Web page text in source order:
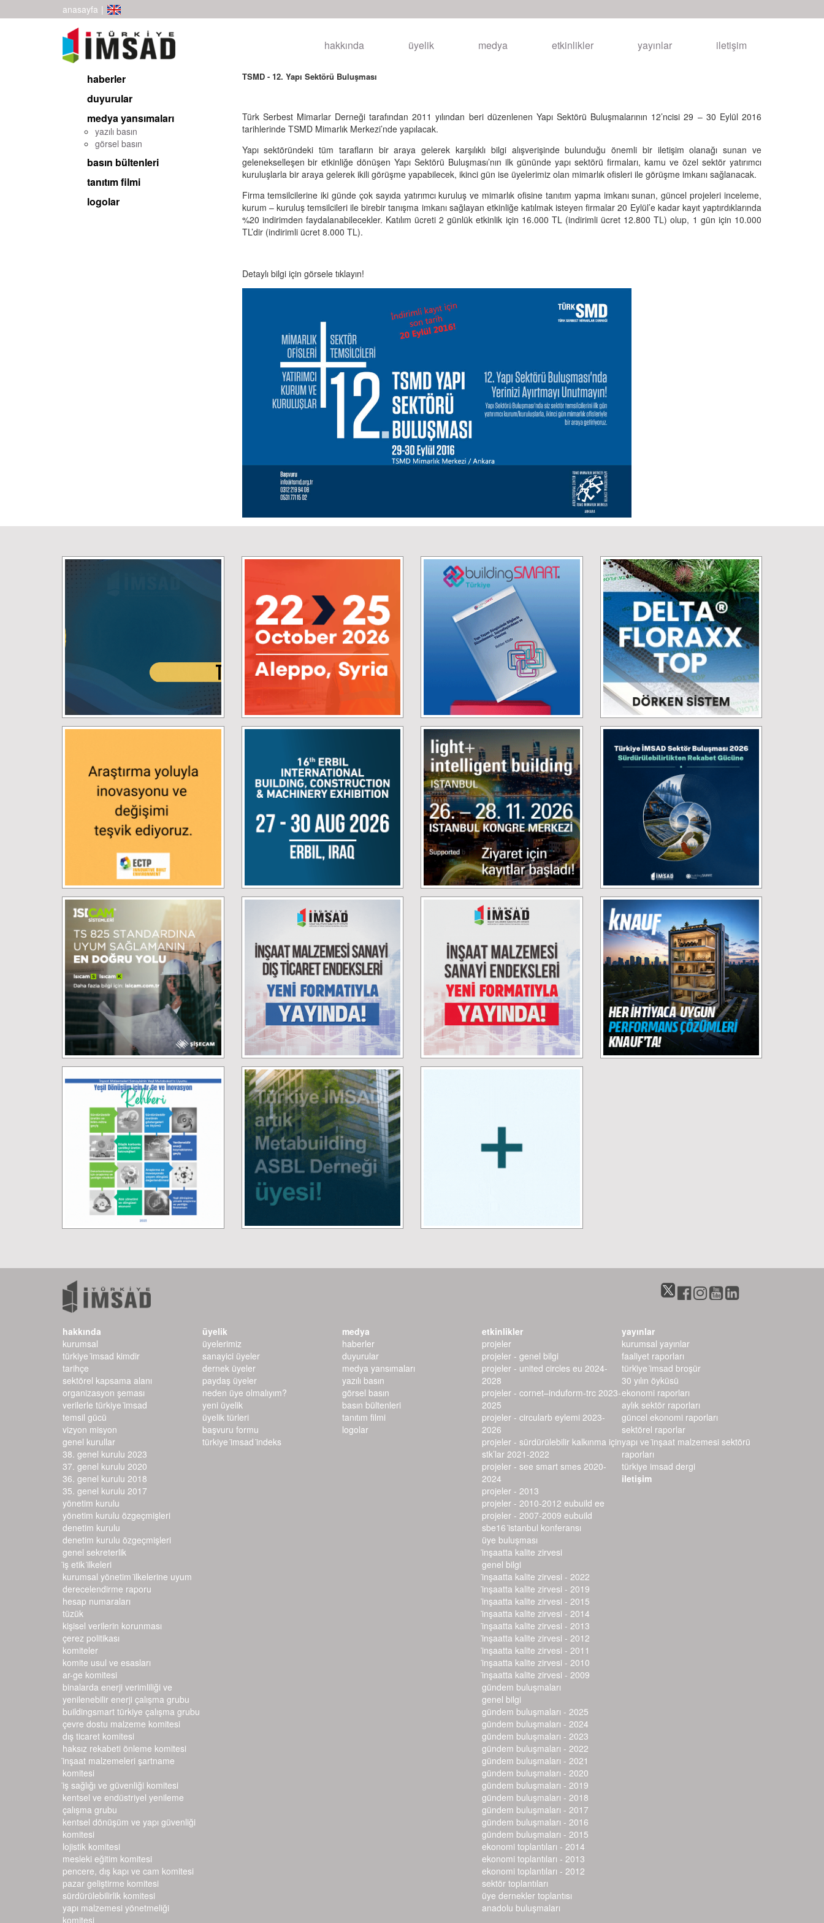
anasayfa |
hakkında üyelik medya etkinlikler yayınlar iletişim
haberler
duyurular
medya yansımaları
yazılı basın
görsel basın
basın bültenleri
tanıtım filmi
logolar
TSMD - 12. Yapı Sektörü Buluşması
Türk Serbest Mimarlar Derneği tarafından 2011 yılından beri düzenlenen Yapı Sektörü Buluşmalarının 12’ncisi 29 – 30 Eylül 2016
tarihlerinde TSMD Mimarlık Merkezi’nde yapılacak.
Yapı sektöründeki tüm tarafların bir araya gelerek karşılıklı bilgi alışverişinde bulunduğu önemli bir iletişim olanağı sunan ve
gelenekselleşen bir etkinliğe dönüşen Yapı Sektörü Buluşması’nın ilk gününde yapı sektörü firmaları, kamu ve özel sektör yatırımcı
kuruluşlarla bir araya gelerek ikili görüşme yapabilecek, ikinci gün ise üyelerimiz olan mimarlık ofisleri ile görüşme imkanı sağlanacak.
Firma temsilcilerine iki günde çok sayıda yatırımcı kuruluş ve mimarlık ofisine tanıtım yapma imkanı sunan, güncel projeleri inceleme,
kurum – kuruluş temsilcileri ile birebir tanışma imkanı sağlayan etkinliğe katılmak isteyen firmalar 20 Eylül’e kadar kayıt yaptırdıklarında
%20 indirimden faydalanabilecekler. Katılım ücreti 2 günlük etkinlik için 16.000 TL (indirimli ücret 12.800 TL) olup, 1 gün için 10.000
TL’dir (indirimli ücret 8.000 TL).
Detaylı bilgi için görsele tıklayın!
hakkında
kurumsal
türkiye i̇msad kimdir
tarihçe
sektörel kapsama alanı
organizasyon şeması
verilerle türkiye i̇msad
temsil gücü
vizyon misyon
genel kurullar
38. genel kurulu 2023
37. genel kurulu 2020
36. genel kurulu 2018
35. genel kurulu 2017
yönetim kurulu
yönetim kurulu özgeçmişleri
denetim kurulu
denetim kurulu özgeçmişleri
genel sekreterlik
i̇ş etik i̇lkeleri
kurumsal yönetim i̇lkelerine uyum d
erecelendirme raporu
hesap numaraları
tüzük
kişisel verilerin korunması
çerez politikası
komiteler
komite usul ve esasları
ar-ge komitesi
binalarda enerji verimliliği ve
yenilenebilir enerji çalışma grubu
buildingsmart türkiye çalışma grubu
çevre dostu malzeme komitesi
dış ticaret komitesi
haksız rekabeti önleme komitesi
i̇nşaat malzemeleri şartname k
omitesi
i̇ş sağlığı ve güvenliği komitesi
kentsel ve endüstriyel yenileme
çalışma grubu
kentsel dönüşüm ve yapı güvenliği
komitesi
lojistik komitesi
mesleki eğitim komitesi
pencere, dış kapı ve cam komitesi
pazar geliştirme komitesi
sürdürülebilirlik komitesi
yapı malzemesi yönetmeliği
komitesi
üyelik
üyelerimiz
sanayici üyeler
dernek üyeler
paydaş üyeler
neden üye olmalıyım?
yeni üyelik
üyelik türleri
başvuru formu
türkiye i̇msad i̇ndeks
medya
haberler
duyurular
medya yansımaları
yazılı basın
görsel basın
basın bültenleri
tanıtım filmi
logolar
etkinlikler
projeler
projeler - genel bilgi
projeler - united circles eu 2024-
2028
projeler - cornet–induform-trc 2023-
2025
projeler - circularb eylemi 2023-
2026
projeler - sürdürülebilir kalkınma için
stk’lar 2021-2022
projeler - see smart smes 2020-
2024
projeler - 2013
projeler - 2010-2012 eubuild ee
projeler - 2007-2009 eubuild
sbe16 i̇stanbul konferansı
üye buluşması
i̇nşaatta kalite zirvesi
genel bilgi
i̇nşaatta kalite zirvesi - 2022
i̇nşaatta kalite zirvesi - 2019
i̇nşaatta kalite zirvesi - 2015
i̇nşaatta kalite zirvesi - 2014
i̇nşaatta kalite zirvesi - 2013
i̇nşaatta kalite zirvesi - 2012
i̇nşaatta kalite zirvesi - 2011
i̇nşaatta kalite zirvesi - 2010
i̇nşaatta kalite zirvesi - 2009
gündem buluşmaları
genel bilgi
gündem buluşmaları - 2025
gündem buluşmaları - 2024
gündem buluşmaları - 2023
gündem buluşmaları - 2022
gündem buluşmaları - 2021
gündem buluşmaları - 2020
gündem buluşmaları - 2019
gündem buluşmaları - 2018
gündem buluşmaları - 2017
gündem buluşmaları - 2016
gündem buluşmaları - 2015
ekonomi toplantıları - 2014
ekonomi toplantıları - 2013
ekonomi toplantıları - 2012
sektör toplantıları
üye dernekler toplantısı
anadolu buluşmaları
yayınlar
kurumsal yayınlar
faaliyet raporları
türki̇ye i̇msad broşür
30 yılın öyküsü
ekonomi raporları
aylık sektör raporları
güncel ekonomi raporları
sektörel raporlar
yapı ve i̇nşaat malzemesi sektörü r
aporları
türkiye imsad dergi
iletişim